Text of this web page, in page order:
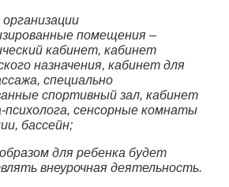
помещения –
кабинет, кабинет
назначения, кабинет для
специально
спортивный зал, кабинет
психолога, сенсорные комнаты
бассейн;
для ребенка будет
внеурочная деятельность.